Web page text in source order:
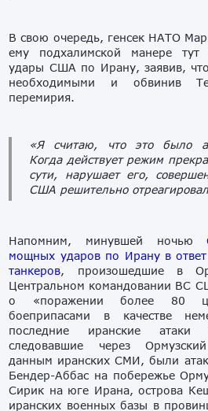
В свою очередь, генсек НАТО
ему подхалимской манере
удары США по Ирану, заявив,
необходимыми и обвинив
перемирия.
«Я считаю, что это было
Когда действует режим
сути, нарушает его,
США решительно
Напомним, минувшей ночью
мощных ударов по Ирану в
танкеров, произошедшие в
Центральном командовании ВС
о «поражении более 80
боеприпасами в качестве
последние иранские
следовавшие через
данным иранских СМИ, были
Бендер-Аббас на побережье
Сирик на юге Ирана, острова
иранских военных базы в